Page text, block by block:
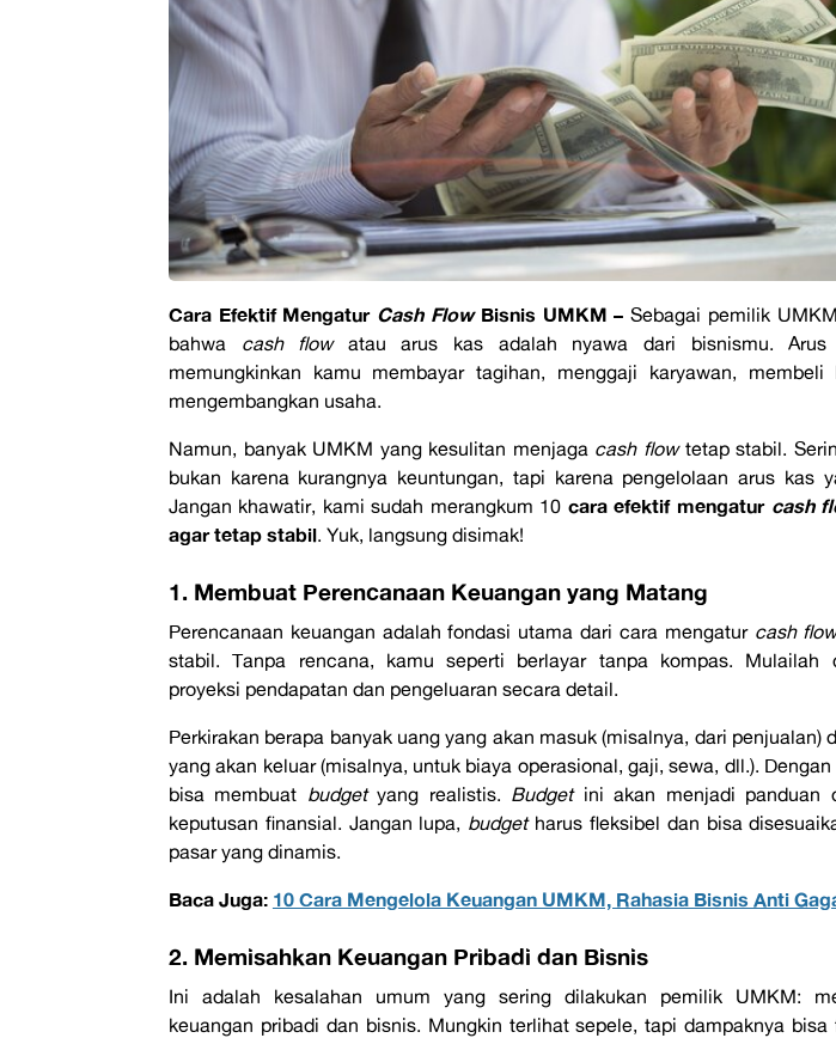
Cara Efektif Mengatur Cash FlowBisnis UMKM – Sebagai pemilik
bahwa cash flowatau arus kas adalah nyawa dari bisnismu. Arus
memungkinkan kamu membayar tagihan, menggaji karyawan,
mengembangkan usaha.
Namun, banyak UMKM yang kesulitan menjaga cash flowtetap stabil.
bukan karena kurangnya keuntungan, tapi karena pengelolaan arus kas
Jangan khawatir, kami sudah merangkum 10 cara efektif mengatur cash
agar tetap stabil. Yuk, langsung disimak!
1. Membuat Perencanaan Keuangan yang Matang
Perencanaan keuangan adalah fondasi utama dari cara mengatur cash
stabil. Tanpa rencana, kamu seperti berlayar tanpa kompas. Mulailah
proyeksi pendapatan dan pengeluaran secara detail.
Perkirakan berapa banyak uang yang akan masuk (misalnya, dari penjualan)
yang akan keluar (misalnya, untuk biaya operasional, gaji, sewa, dll.).
bisa membuat budgetyang realistis. Budgetini akan menjadi panduan
keputusan finansial. Jangan lupa, budgetharus fleksibel dan bisa
pasar yang dinamis.
Baca Juga: 10 Cara Mengelola Keuangan UMKM, Rahasia Bisnis Anti
2. Memisahkan Keuangan Pribadi dan Bisnis
Ini adalah kesalahan umum yang sering dilakukan pemilik UMKM:
keuangan pribadi dan bisnis. Mungkin terlihat sepele, tapi dampaknya